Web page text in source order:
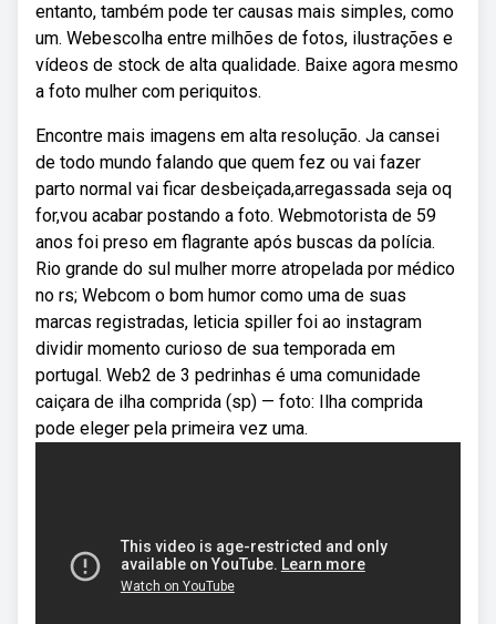
entanto, também pode ter causas mais simples, como
um. Webescolha entre milhões de fotos, ilustrações e
vídeos de stock de alta qualidade. Baixe agora mesmo
a foto mulher com periquitos.
Encontre mais imagens em alta resolução. Ja cansei
de todo mundo falando que quem fez ou vai fazer
parto normal vai ficar desbeiçada,arregassada seja oq
for,vou acabar postando a foto. Webmotorista de 59
anos foi preso em flagrante após buscas da polícia.
Rio grande do sul mulher morre atropelada por médico
no rs; Webcom o bom humor como uma de suas
marcas registradas, leticia spiller foi ao instagram
dividir momento curioso de sua temporada em
portugal. Web2 de 3 pedrinhas é uma comunidade
caiçara de ilha comprida (sp) — foto: Ilha comprida
pode eleger pela primeira vez uma.